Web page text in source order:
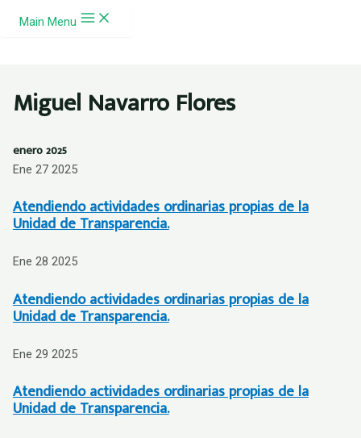
Ir al contenido
Main Menu
Miguel Navarro Flores
enero 2025
Ene 27 2025
Atendiendo actividades ordinarias propias de la
Unidad de Transparencia.
Ene 28 2025
Atendiendo actividades ordinarias propias de la
Unidad de Transparencia.
Ene 29 2025
Atendiendo actividades ordinarias propias de la
Unidad de Transparencia.